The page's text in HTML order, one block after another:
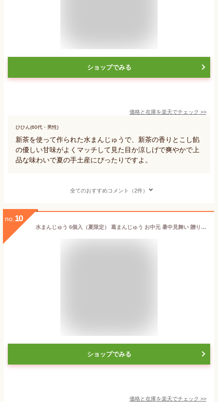
ショップでみる
価格と在庫を楽天でチェック >>
ひひん(60代・男性)
新茶を使って作られた水まんじゅうで、新茶の香りとこし餡
の優しい甘味がよくマッチして見た目か涼しげで爽やかで上
品な味わいで夏の手土産にぴったりですよ。
全てのおすすめコメント（2件）
no. 10
水まんじゅう 6個入（夏限定） 葛まんじゅう お中元 暑中見舞い 贈り物 ギフト 和菓子 スイーツ 夏限定 熨斗対応 熱海 老舗 上品 間瀬 祖父 祖母 義父 義母 実家 お土産 生菓子 涼菓 伊豆 のどごし 冷蔵 クール便 御中元 お菓子 残暑見舞い お盆
ショップでみる
価格と在庫を楽天でチェック >>